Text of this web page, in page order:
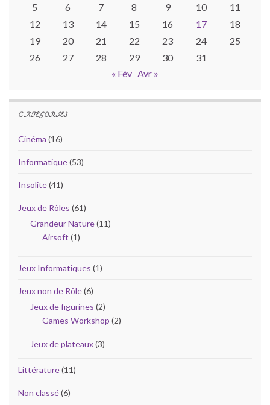
5
6 7 8 9 10
11
12
13 14 15 16 17
18
19
20 21 22 23 24
25
26
27 28 29 30
31
« Fév Avr »
CATÉGORIES
Cinéma (16)
Informatique(53)
Insolite(41)
Jeux de Rôles (61)
Grandeur Nature(11)
Airsoft (1)
Jeux Informatiques (1)
Jeux non de Rôle(6)
Jeux de figurines (2)
Games Workshop (2)
Jeux de plateaux(3)
Littérature(11)
Non classé(6)